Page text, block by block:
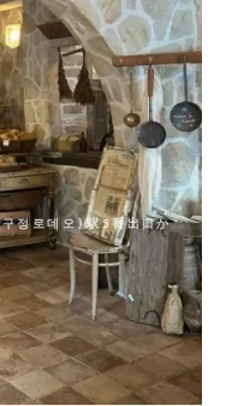
정로데오)駅5番出口か